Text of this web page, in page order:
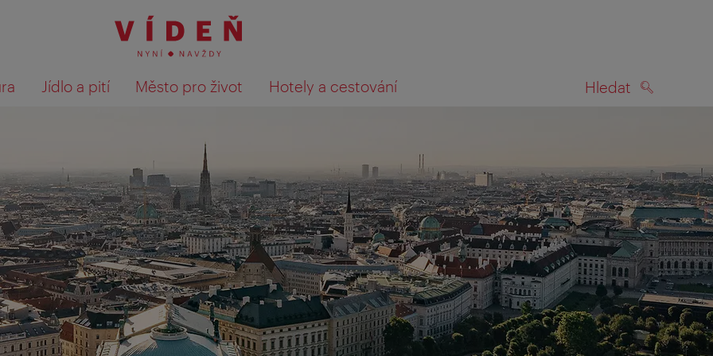
Jídlo a pití Město pro život Hotely a cestování Hledat